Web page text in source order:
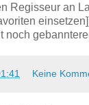
Regisseur an
noch
Keine